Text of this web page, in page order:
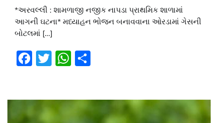
*અરવલ્લી : શામળાજી નજીક નાપડા પ્રાથમિક શાળામાં
આગની ઘટના* મધ્યાહન ભોજન બનાવવાના ઓરડામાં ગેસની
બોટલમાં […]
Facebook
TwitterWhatsApp